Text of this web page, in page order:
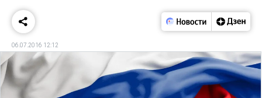
06.07.2016 12:12